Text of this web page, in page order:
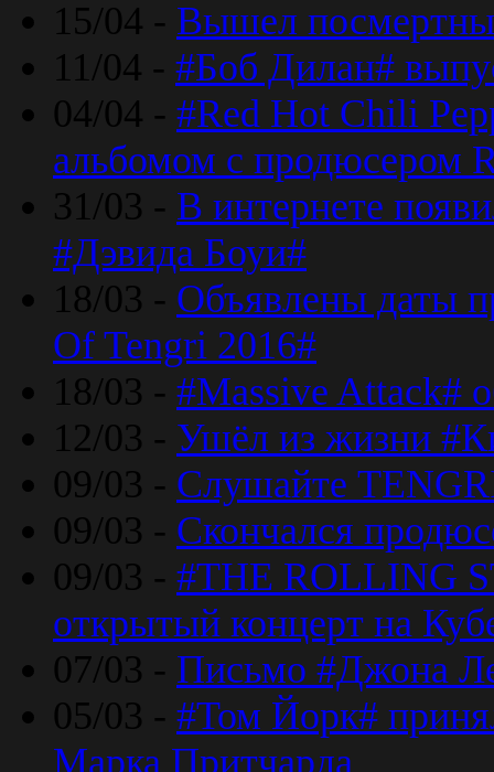
15/04 - Вышел
11/04 - #Боб Дилан#
04/04 - #Red Hot Chili
альбомом с продюсером
31/03 - В интернете
#Дэвида Боуи#
18/03 - Объявлены даты
Of Tengri 2016#
18/03 - #Massive Attack#
12/03 - Ушёл из жизни
09/03 - Слушайте
09/03 - Скончался
09/03 - #THE ROLLING
открытый концерт на
07/03 - Письмо #Джона
05/03 - #Том Йорк#
Марка Притчарда